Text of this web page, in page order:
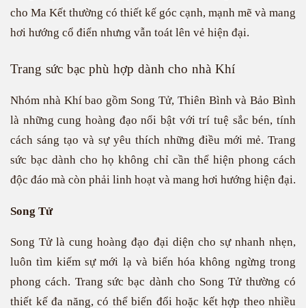
cho Ma Kết thường có thiết kế góc cạnh, mạnh mẽ và mang
hơi hướng cổ điển nhưng vẫn toát lên vẻ hiện đại.
Trang sức bạc phù hợp dành cho nhà Khí
Nhóm nhà Khí bao gồm Song Tử, Thiên Bình và Bảo Bình
là những cung hoàng đạo nổi bật với trí tuệ sắc bén, tính
cách sáng tạo và sự yêu thích những điều mới mẻ. Trang
sức bạc dành cho họ không chỉ cần thể hiện phong cách
độc đáo mà còn phải linh hoạt và mang hơi hướng hiện đại.
Song Tử
Song Tử là cung hoàng đạo đại diện cho sự nhanh nhẹn,
luôn tìm kiếm sự mới lạ và biến hóa không ngừng trong
phong cách. Trang sức bạc dành cho Song Tử thường có
thiết kế đa năng, có thể biến đổi hoặc kết hợp theo nhiều